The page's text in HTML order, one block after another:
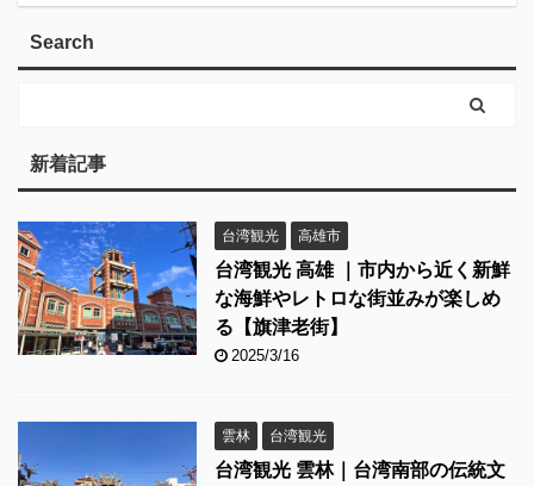
Search
新着記事
台湾観光 高雄市
台湾観光 高雄 ｜市内から近く新鮮
な海鮮やレトロな街並みが楽しめ
る【旗津老街】
2025/3/16
雲林 台湾観光
台湾観光 雲林｜台湾南部の伝統文